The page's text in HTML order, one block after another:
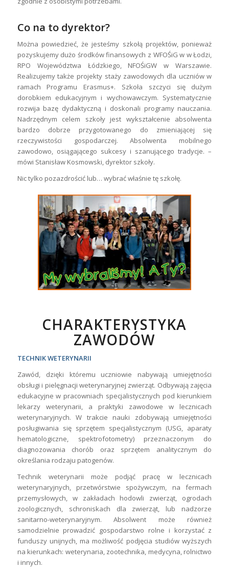
Co na to dyrektor?
Można powiedzieć, że jesteśmy szkołą projektów, ponieważ
pozyskujemy dużo środków finansowych z WFOŚiG w w Łodzi,
RPO Województwa Łódzkiego, NFOŚiGW w Warszawie.
Realizujemy także projekty staży zawodowych dla uczniów w
ramach Programu Erasmus+. Szkoła szczyci się dużym
dorobkiem edukacyjnym i wychowawczym. Systematycznie
rozwija bazę dydaktyczną i doskonali programy nauczania.
Nadrzędnym celem szkoły jest wykształcenie absolwenta
bardzo dobrze przygotowanego do zmieniającej się
rzeczywistości gospodarczej. Absolwenta mobilnego
zawodowo, osiągającego sukcesy i szanującego tradycje. –
mówi Stanisław Kosmowski, dyrektor szkoły.
Nic tylko pozazdrościć lub… wybrać właśnie tę szkołę.
CHARAKTERYSTYKA
ZAWODÓW
TECHNIK WETERYNARII
Zawód, dzięki któremu uczniowie nabywają umiejętności
obsługi i pielęgnacji weterynaryjnej zwierząt. Odbywają zajęcia
edukacyjne w pracowniach specjalistycznych pod kierunkiem
lekarzy weterynarii, a praktyki zawodowe w lecznicach
weterynaryjnych. W trakcie nauki zdobywają umiejętności
posługiwania się sprzętem specjalistycznym (USG, aparaty
hematologiczne, spektrofotometry) przeznaczonym do
diagnozowania chorób oraz sprzętem analitycznym do
określania rodzaju patogenów.
Technik weterynarii może podjąć pracę w lecznicach
weterynaryjnych, przetwórstwie spożywczym, na fermach
przemysłowych, w zakładach hodowli zwierząt, ogrodach
zoologicznych, schroniskach dla zwierząt, lub nadzorze
sanitarno-weterynaryjnym. Absolwent może również
samodzielnie prowadzić gospodarstwo rolne i korzystać z
funduszy unijnych, ma możliwość podjęcia studiów wyższych
na kierunkach: weterynaria, zootechnika, medycyna, rolnictwo
i innych.